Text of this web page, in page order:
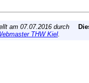
am 07.07.2016 durch
THW Kiel.